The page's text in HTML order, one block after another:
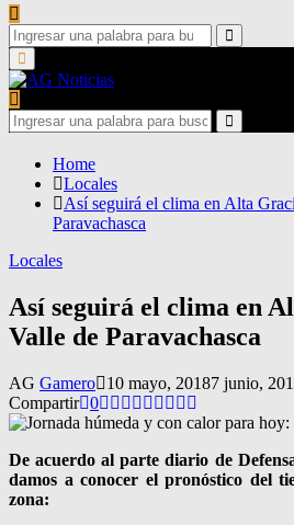
Search
for:
Search
Primary
Menu
Search
for:
Search
Home
Locales
Así seguirá el clima en Alta
Paravachasca
Locales
Así seguirá el clima en
Valle de Paravachasca
AG Gamero 10 mayo, 20187 junio,
Compartir 0
De acuerdo al parte diario de
damos a conocer el pronóstico del
zona: